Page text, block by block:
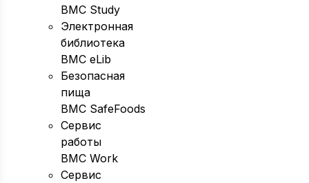
BMC Study
Электронная
библиотека
BMC eLib
Безопасная
пища
BMC SafeFoods
Сервис
работы
BMC Work
Сервис